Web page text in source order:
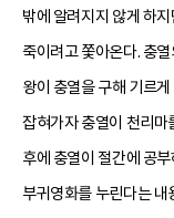
밖에 알려지지 않게 하
죽이려고 쫓아온다. 충
왕이 충열을 구해 기르
잡혀가자 충열이 천리마
후에 충열이 절간에 공
부귀영화를 누린다는